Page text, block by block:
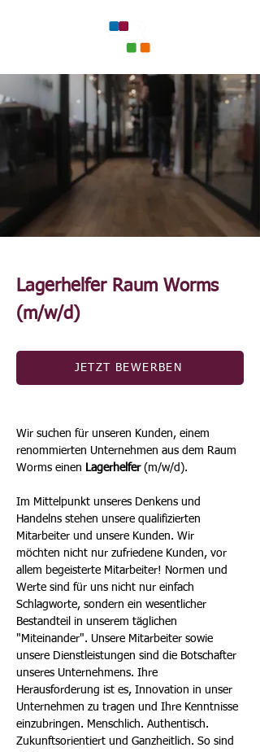
Lagerhelfer Raum Worms
(m/w/d)
JETZT BEWERBEN
Wir suchen für unseren Kunden, einem
renommierten Unternehmen aus dem Raum
Worms einen Lagerhelfer (m/w/d).
Im Mittelpunkt unseres Denkens und
Handelns stehen unsere qualifizierten
Mitarbeiter und unsere Kunden. Wir
möchten nicht nur zufriedene Kunden, vor
allem begeisterte Mitarbeiter! Normen und
Werte sind für uns nicht nur einfach
Schlagworte, sondern ein wesentlicher
Bestandteil in unserem täglichen
"Miteinander". Unsere Mitarbeiter sowie
unsere Dienstleistungen sind die Botschafter
unseres Unternehmens. Ihre
Herausforderung ist es, Innovation in unser
Unternehmen zu tragen und Ihre Kenntnisse
einzubringen. Menschlich. Authentisch.
Zukunftsorientiert und Ganzheitlich. So sind